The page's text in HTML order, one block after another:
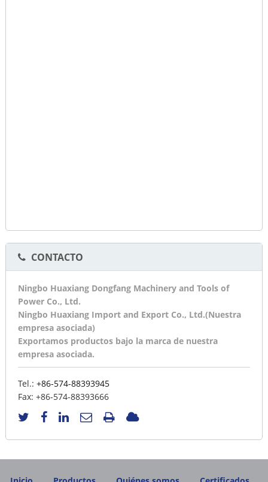
CONTACTO
Ningbo Huaxiang Dongfang Machinery and Tools of
Power Co., Ltd.
Ningbo Huaxiang Import and Export Co., Ltd.(Nuestra
empresa asociada)
Exportamos productos bajo la marca de nuestra
empresa asociada.
Tel.: +86-574-88393945
Fax: +86-574-88393666